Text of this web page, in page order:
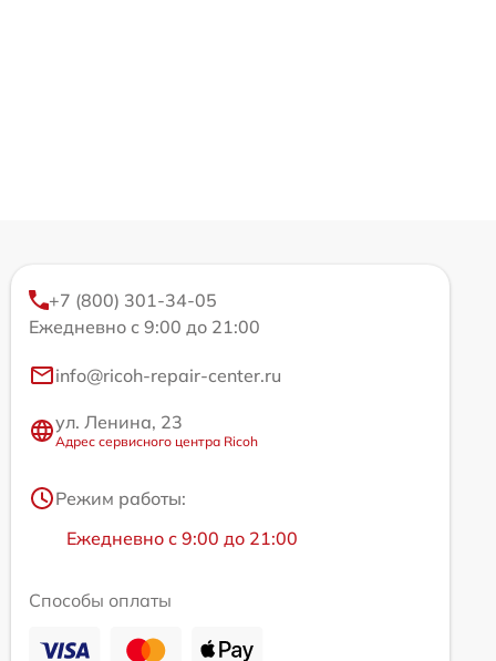
+7 (800) 301-34-05
Ежедневно с 9:00 до 21:00
info@ricoh-repair-center.ru
ул. Ленина, 23
Адрес сервисного центра Ricoh
Режим работы:
Ежедневно с 9:00 до 21:00
Способы оплаты